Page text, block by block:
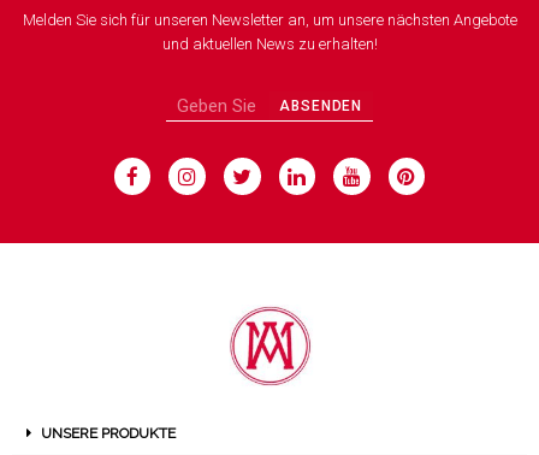
Melden Sie sich für unseren Newsletter an, um unsere nächsten Angebote
und aktuellen News zu erhalten!
ABSENDEN
UNSERE PRODUKTE